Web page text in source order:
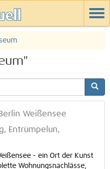
Weißensee
Entrümpelun,
- ein Ort der Kunst
Wohnungsnachlässe,